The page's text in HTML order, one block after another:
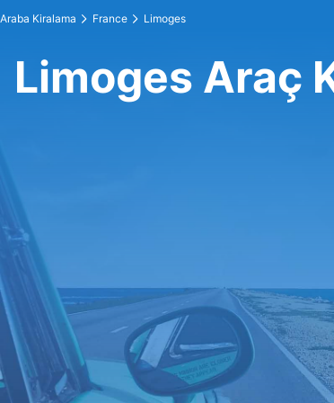
Araba Kiralama France Limoges
Limoges Araç